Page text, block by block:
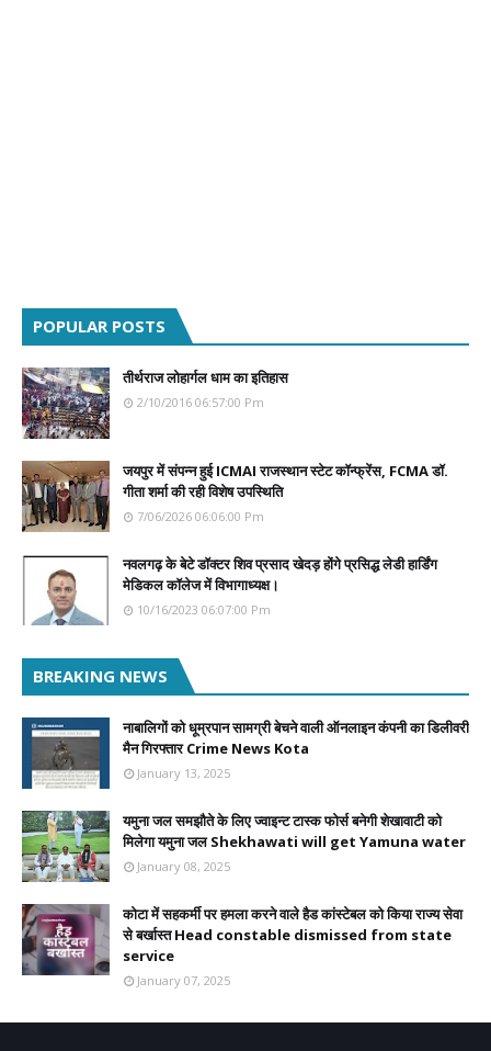
POPULAR POSTS
तीर्थराज लोहार्गल धाम का इतिहास
2/10/2016 06:57:00 Pm
जयपुर में संपन्न हुई ICMAI राजस्थान स्टेट कॉन्फ्रेंस, FCMA डॉ.
गीता शर्मा की रही विशेष उपस्थिति
7/06/2026 06:06:00 Pm
नवलगढ़ के बेटे डॉक्टर शिव प्रसाद खेदड़ होंगे प्रसिद्ध लेडी हार्डिंग
मेडिकल कॉलेज में विभागाध्यक्ष।
10/16/2023 06:07:00 Pm
BREAKING NEWS
नाबालिगों को धूम्रपान सामग्री बेचने वाली ऑनलाइन कंपनी का डिलीवरी
मैन गिरफ्तार Crime News Kota
January 13, 2025
यमुना जल समझौते के लिए ज्वाइन्ट टास्क फोर्स बनेगी शेखावाटी को
मिलेगा यमुना जल Shekhawati will get Yamuna water
January 08, 2025
कोटा में सहकर्मी पर हमला करने वाले हैड कांस्टेबल को किया राज्य सेवा
से बर्खास्त Head constable dismissed from state
service
January 07, 2025